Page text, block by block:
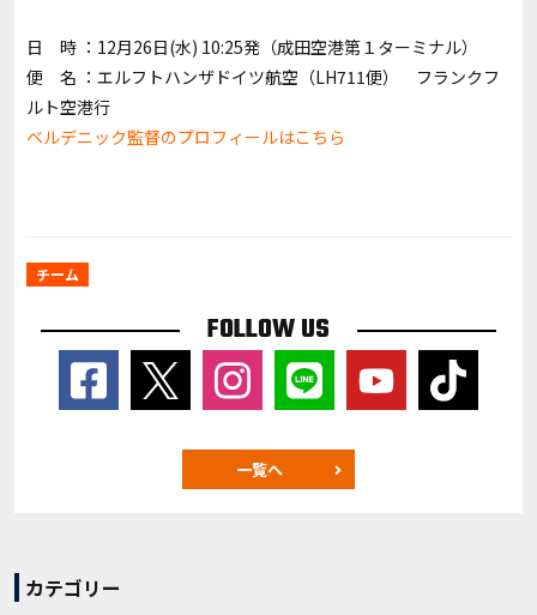
日 時 ：12月26日(水) 10:25発（成田空港第１ターミナル）
便 名 ：エルフトハンザドイツ航空（LH711便） フランクフ
ルト空港行
ベルデニック監督のプロフィールはこちら
チーム
FOLLOW US
一覧へ
カテゴリー